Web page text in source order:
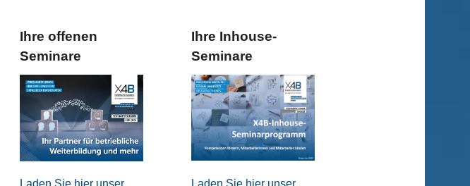
Ihre offenen
Seminare
Ihre Inhouse-
Seminare